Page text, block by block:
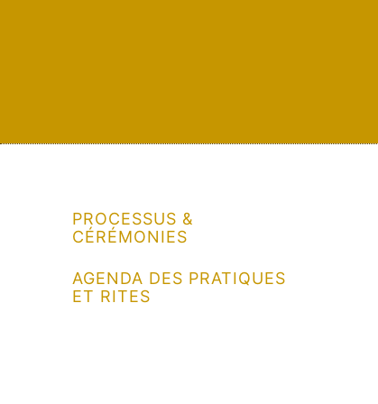
PROCESSUS &
CÉRÉMONIES
AGENDA DES PRATIQUES
ET RITES